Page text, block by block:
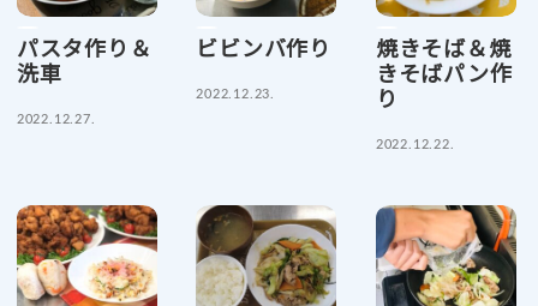
パスタ作り＆
洗車
2022.12.27.
ビビンバ作り
2022.12.23.
焼きそば＆焼
きそばパン作
り
2022.12.22.